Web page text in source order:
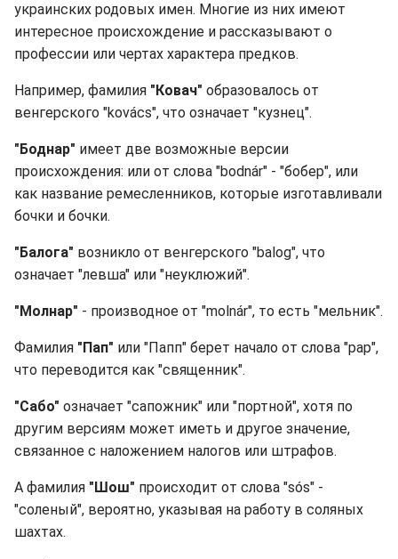
украинских родовых имен. Многие из них имеют
интересное происхождение и рассказывают о
профессии или чертах характера предков.
Например, фамилия "Ковач" образовалось от
венгерского "kovács", что означает "кузнец".
"Боднар" имеет две возможные версии
происхождения: или от слова "bodnár" - "бобер", или
как название ремесленников, которые изготавливали
бочки и бочки.
"Балога" возникло от венгерского "balog", что
означает "левша" или "неуклюжий".
"Молнар" - производное от "molnár", то есть "мельник".
Фамилия "Пап" или "Папп" берет начало от слова "pap",
что переводится как "священник".
"Сабо" означает "сапожник" или "портной", хотя по
другим версиям может иметь и другое значение,
связанное с наложением налогов или штрафов.
А фамилия "Шош" происходит от слова "sós" -
"соленый", вероятно, указывая на работу в соляных
шахтах.